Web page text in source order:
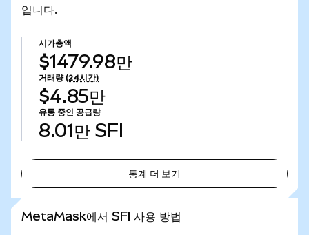
입니다.
시가총액
$1479.98만
거래량 (24시간)
$4.85만
유통 중인 공급량
8.01만 SFI
통계 더 보기
MetaMask에서 SFI 사용 방법